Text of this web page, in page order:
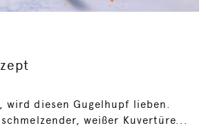
wird diesen Gugelhupf lieben.
weißer Kuvertüre...